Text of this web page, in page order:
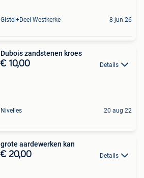
Gistel+Deel Westkerke 8 jun 26
Dubois zandstenen kroes
€ 10,00 Details
Nivelles 20 aug 22
grote aardewerken kan
€ 20,00 Details